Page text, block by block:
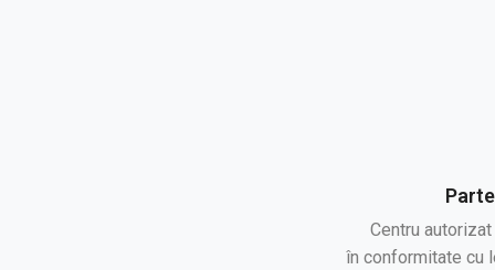
Centru
în conformitate cu